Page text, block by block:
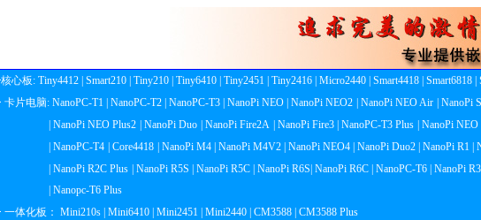
核心板: Tiny4412 | Smart210 | Tiny210 | Tiny6410 | Tiny2451 | Tiny2416 | Micro2440 | Smart4418 | Smart6818
卡片电脑: NanoPC-T1 | NanoPC-T2 | NanoPC-T3 | NanoPi NEO | NanoPi NEO2 | NanoPi NEO Air
| NanoPi
| NanoPi NEO Plus2
| NanoPi Duo | NanoPi Fire2A | NanoPi Fire3 | NanoPC-T3 Plus
| NanoPi
| NanoPC-T4
| Core4418 | NanoPi M4 | NanoPi M4V2 | NanoPi NEO4 | NanoPi Duo2 | NanoPi R1 |
| NanoPi R2C Plus
| NanoPi R5S | NanoPi R5C | NanoPi R6S | NanoPi R6C | NanoPC-T6 | NanoPi
| Nanopc-T6 Plus
一体化板： Mini210s | Mini6410 | Mini2451 | Mini2440 | CM3588 | CM3588 Plus